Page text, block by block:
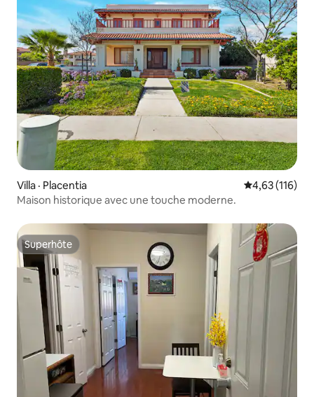
Villa · Placentia Note
4,63 (116)
Maison historique avec une touche moderne.
Superhôte
Superhôte